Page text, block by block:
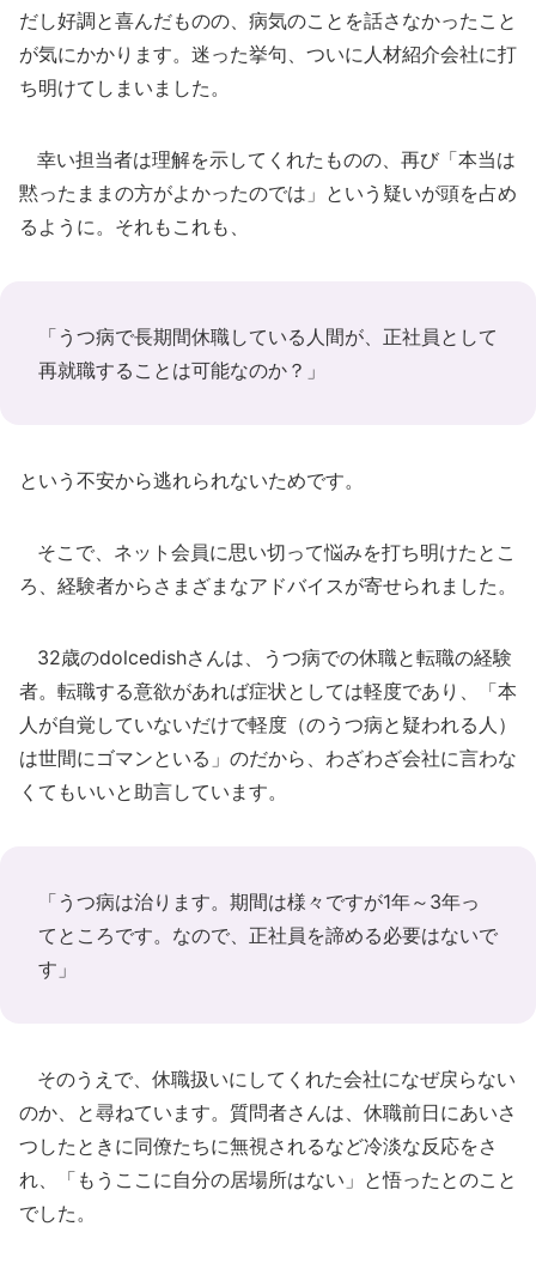
だし好調と喜んだものの、病気のことを話さなかったこと
が気にかかります。迷った挙句、ついに人材紹介会社に打
ち明けてしまいました。
幸い担当者は理解を示してくれたものの、再び「本当は
黙ったままの方がよかったのでは」という疑いが頭を占め
るように。それもこれも、
「うつ病で長期間休職している人間が、正社員として
再就職することは可能なのか？」
という不安から逃れられないためです。
そこで、ネット会員に思い切って悩みを打ち明けたとこ
ろ、経験者からさまざまなアドバイスが寄せられました。
32歳のdolcedishさんは、うつ病での休職と転職の経験
者。転職する意欲があれば症状としては軽度であり、「本
人が自覚していないだけで軽度（のうつ病と疑われる人）
は世間にゴマンといる」のだから、わざわざ会社に言わな
くてもいいと助言しています。
「うつ病は治ります。期間は様々ですが1年～3年っ
てところです。なので、正社員を諦める必要はないで
す」
そのうえで、休職扱いにしてくれた会社になぜ戻らない
のか、と尋ねています。質問者さんは、休職前日にあいさ
つしたときに同僚たちに無視されるなど冷淡な反応をさ
れ、「もうここに自分の居場所はない」と悟ったとのこと
でした。